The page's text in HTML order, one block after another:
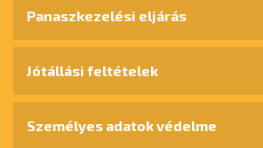
Panaszkezelési eljárás
Jótállási feltételek
Személyes adatok védelme